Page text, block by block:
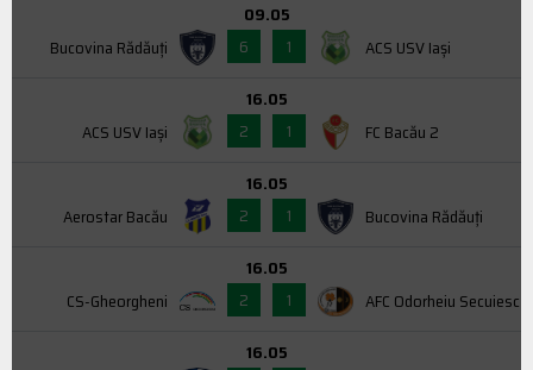
Bucovina Rădăuți
09.05
6
1 ACS USV Iaşi
ACS USV Iaşi
16.05
2
1 FC Bacău 2
Aerostar Bacău
16.05
2
1 Bucovina Rădăuți
CS-Gheorgheni
16.05
2
1 AFC Odorheiu Secuiesc
16.05